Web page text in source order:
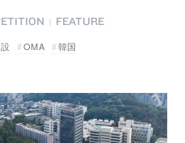
FEATURE
OMA 韓国